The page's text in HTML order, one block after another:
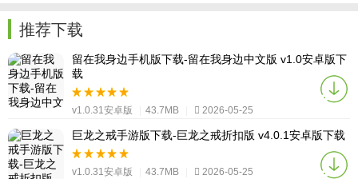
推荐下载
留在我身边手机版下载-留在我身边中文版 v1.0安卓版下
载
v1.0.31安卓版 43.7MB 2026-05-25
巨龙之戒手游版下载-巨龙之戒折扣版 v4.0.1安卓版下载
v1.0.31安卓版 43.7MB 2026-05-25